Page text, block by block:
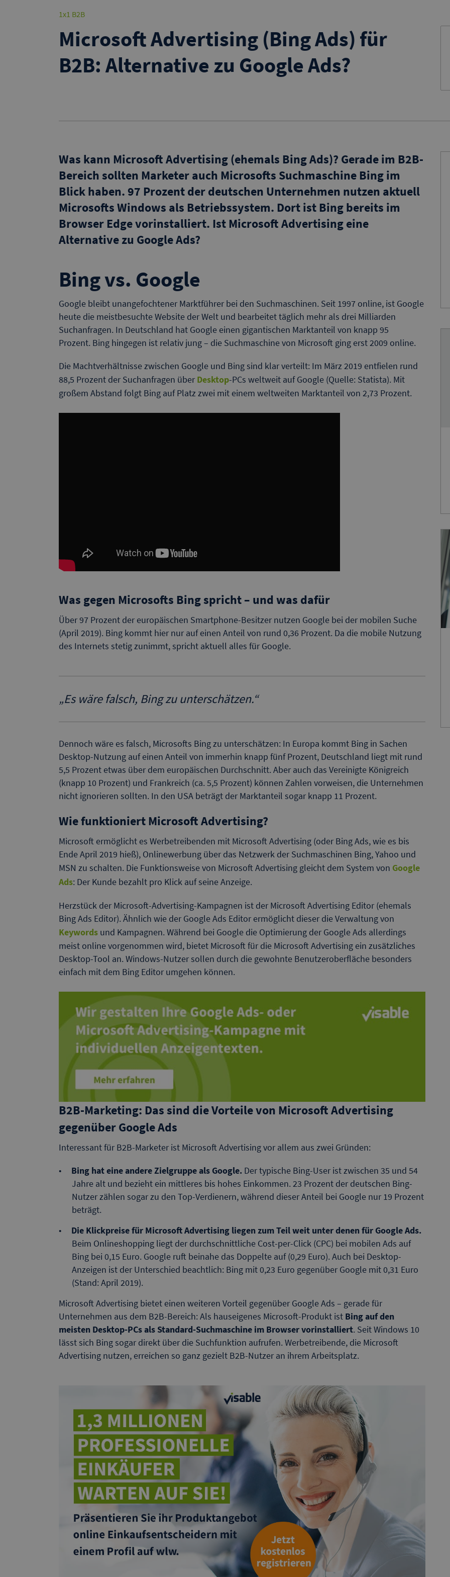
1x1 B2B
Microsoft Advertising (Bing Ads) für
B2B: Alternative zu Google Ads?
Was kann Microsoft Advertising (ehemals Bing Ads)? Gerade im B2B-
Bereich sollten Marketer auch Microsofts Suchmaschine Bing im
Blick haben. 97 Prozent der deutschen Unternehmen nutzen aktuell
Microsofts Windows als Betriebssystem. Dort ist Bing bereits im
Browser Edge vorinstalliert. Ist Microsoft Advertising eine
Alternative zu Google Ads?
Bing vs. Google
Google bleibt unangefochtener Marktführer bei den Suchmaschinen. Seit 1997 online, ist Google
heute die meistbesuchte Website der Welt und bearbeitet täglich mehr als drei Milliarden
Suchanfragen. In Deutschland hat Google einen gigantischen Marktanteil von knapp 95
Prozent. Bing hingegen ist relativ jung – die Suchmaschine von Microsoft ging erst 2009 online.
Die Machtverhältnisse zwischen Google und Bing sind klar verteilt: Im März 2019 entfielen rund
88,5 Prozent der Suchanfragen über Desktop-PCs weltweit auf Google (Quelle: Statista). Mit
großem Abstand folgt Bing auf Platz zwei mit einem weltweiten Marktanteil von 2,73 Prozent.
Was gegen Microsofts Bing spricht – und was dafür
Über 97 Prozent der europäischen Smartphone-Besitzer nutzen Google bei der mobilen Suche
(April 2019). Bing kommt hier nur auf einen Anteil von rund 0,36 Prozent. Da die mobile Nutzung
des Internets stetig zunimmt, spricht aktuell alles für Google.
„Es wäre falsch, Bing zu unterschätzen.“
Dennoch wäre es falsch, Microsofts Bing zu unterschätzen: In Europa kommt Bing in Sachen
Desktop-Nutzung auf einen Anteil von immerhin knapp fünf Prozent, Deutschland liegt mit rund
5,5 Prozent etwas über dem europäischen Durchschnitt. Aber auch das Vereinigte Königreich
(knapp 10 Prozent) und Frankreich (ca. 5,5 Prozent) können Zahlen vorweisen, die Unternehmen
nicht ignorieren sollten. In den USA beträgt der Marktanteil sogar knapp 11 Prozent.
Wie funktioniert Microsoft Advertising?
Microsoft ermöglicht es Werbetreibenden mit Microsoft Advertising (oder Bing Ads, wie es bis
Ende April 2019 hieß), Onlinewerbung über das Netzwerk der Suchmaschinen Bing, Yahoo und
MSN zu schalten. Die Funktionsweise von Microsoft Advertising gleicht dem System von Google
Ads: Der Kunde bezahlt pro Klick auf seine Anzeige.
Herzstück der Microsoft-Advertising-Kampagnen ist der Microsoft Advertising Editor (ehemals
Bing Ads Editor). Ähnlich wie der Google Ads Editor ermöglicht dieser die Verwaltung von
Keywords und Kampagnen. Während bei Google die Optimierung der Google Ads allerdings
meist online vorgenommen wird, bietet Microsoft für die Microsoft Advertising ein zusätzliches
Desktop-Tool an. Windows-Nutzer sollen durch die gewohnte Benutzeroberfläche besonders
einfach mit dem Bing Editor umgehen können.
B2B-Marketing: Das sind die Vorteile von Microsoft Advertising
gegenüber Google Ads
Interessant für B2B-Marketer ist Microsoft Advertising vor allem aus zwei Gründen:
Bing hat eine andere Zielgruppe als Google. Der typische Bing-User ist zwischen 35 und 54
Jahre alt und bezieht ein mittleres bis hohes Einkommen. 23 Prozent der deutschen Bing-
Nutzer zählen sogar zu den Top-Verdienern, während dieser Anteil bei Google nur 19 Prozent
beträgt.
Die Klickpreise für Microsoft Advertising liegen zum Teil weit unter denen für Google Ads.
Beim Onlineshopping liegt der durchschnittliche Cost-per-Click (CPC) bei mobilen Ads auf
Bing bei 0,15 Euro. Google ruft beinahe das Doppelte auf (0,29 Euro). Auch bei Desktop-
Anzeigen ist der Unterschied beachtlich: Bing mit 0,23 Euro gegenüber Google mit 0,31 Euro
(Stand: April 2019).
Microsoft Advertising bietet einen weiteren Vorteil gegenüber Google Ads – gerade für
Unternehmen aus dem B2B-Bereich: Als hauseigenes Microsoft-Produkt ist Bing auf den
meisten Desktop-PCs als Standard-Suchmaschine im Browser vorinstalliert. Seit Windows 10
lässt sich Bing sogar direkt über die Suchfunktion aufrufen. Werbetreibende, die Microsoft
Advertising nutzen, erreichen so ganz gezielt B2B-Nutzer an ihrem Arbeitsplatz.